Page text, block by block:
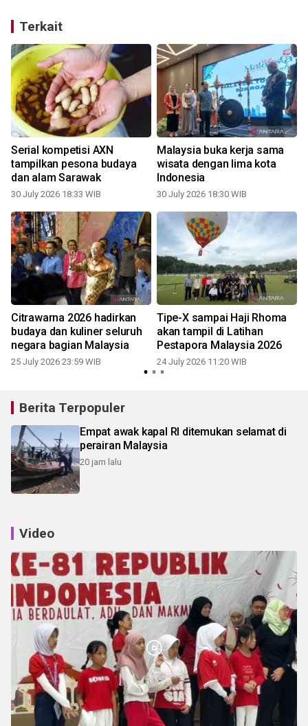
Terkait
Serial kompetisi AXN
tampilkan pesona budaya
dan alam Sarawak
30 July 2026 18:33 WIB
Malaysia buka kerja sama
wisata dengan lima kota
Indonesia
30 July 2026 18:30 WIB
Citrawarna 2026 hadirkan
budaya dan kuliner seluruh
negara bagian Malaysia
25 July 2026 23:59 WIB
Tipe-X sampai Haji Rhoma
akan tampil di Latihan
Pestapora Malaysia 2026
24 July 2026 11:20 WIB
Berita Terpopuler
Empat awak kapal RI ditemukan selamat di
perairan Malaysia
20 jam lalu
Video